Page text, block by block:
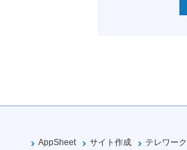
AppSheet サイト作成
テレワーク